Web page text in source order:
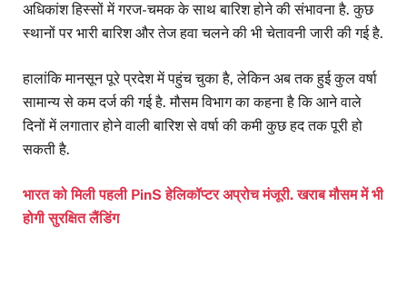
अधिकांश हिस्सों में गरज-चमक के साथ बारिश होने की संभावना है. कुछ
स्थानों पर भारी बारिश और तेज हवा चलने की भी चेतावनी जारी की गई है.
हालांकि मानसून पूरे प्रदेश में पहुंच चुका है, लेकिन अब तक हुई कुल वर्षा
सामान्य से कम दर्ज की गई है. मौसम विभाग का कहना है कि आने वाले
दिनों में लगातार होने वाली बारिश से वर्षा की कमी कुछ हद तक पूरी हो
सकती है.
भारत को मिली पहली PinS हेलिकॉप्टर अप्रोच मंजूरी. खराब मौसम में भी
होगी सुरक्षित लैंडिंग